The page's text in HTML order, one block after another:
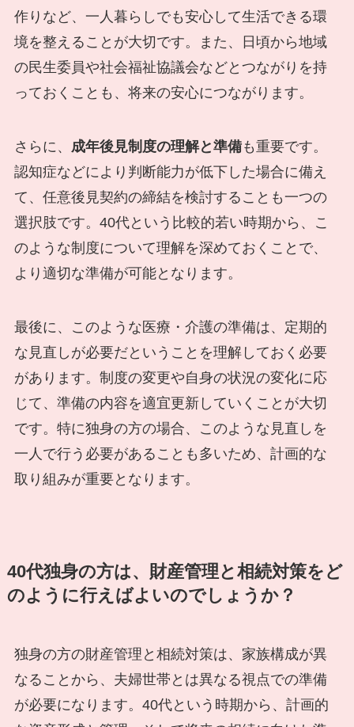
作りなど、一人暮らしでも安心して生活できる環
境を整えることが大切です。また、日頃から地域
の民生委員や社会福祉協議会などとつながりを持
っておくことも、将来の安心につながります。
さらに、 成年後見制度の理解と準備も重要です。
認知症などにより判断能力が低下した場合に備え
て、任意後見契約の締結を検討することも一つの
選択肢です。40代という比較的若い時期から、こ
のような制度について理解を深めておくことで、
より適切な準備が可能となります。
最後に、このような医療・介護の準備は、定期的
な見直しが必要だということを理解しておく必要
があります。制度の変更や自身の状況の変化に応
じて、準備の内容を適宜更新していくことが大切
です。特に独身の方の場合、このような見直しを
一人で行う必要があることも多いため、計画的な
取り組みが重要となります。
40代独身の方は、財産管理と相続対策をど
のように行えばよいのでしょうか？
独身の方の財産管理と相続対策は、家族構成が異
なることから、夫婦世帯とは異なる視点での準備
が必要になります。40代という時期から、計画的